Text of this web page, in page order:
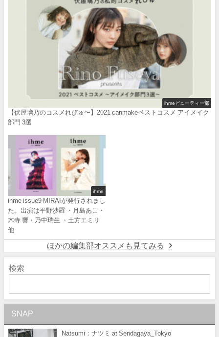
ihmeビューティー部
【伏屋璃乃のコスメれびゅ〜】2021 canmakeベストコスメ アイメイク
部門 3選
ihme
ihme issue9 MIRAIが発行されまし
た。出演は平野沙羅 ・月島あこ・
木寺 響・乃中瑞生 ・土方エミリ
他
ほかの編集部オススメも見てみる
検索
SNAP
Natsumi：ナツミ at Sendagaya_Tokyo